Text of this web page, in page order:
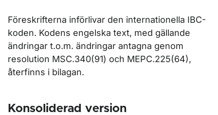
Föreskrifterna införlivar den internationella IBC-
koden. Kodens engelska text, med gällande
ändringar t.o.m. ändringar antagna genom
resolution MSC.340(91) och MEPC.225(64),
återfinns i bilagan.
Konsoliderad version